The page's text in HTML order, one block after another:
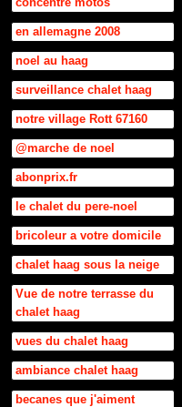
en allemagne 2008
noel au haag
surveillance chalet haag
notre village Rott 67160
@marche de noel
abonprix.fr
le chalet du pere-noel
bricoleur a votre domicile
chalet haag sous la neige
Vue de notre terrasse du
chalet haag
vues du chalet haag
ambiance chalet haag
becanes que j'aiment